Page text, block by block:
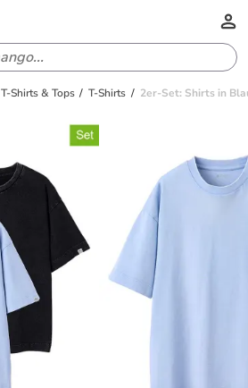
T-Shirts & Tops T-Shirts 2er-Set: Shirts in